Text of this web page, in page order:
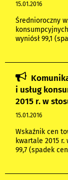
15.01.2016
Średnioroczny
wyniósł 99,1
i usług
2015 r. w
15.01.2016
Wskaźnik cen
kwartale 2015 r.
99,7 (spadek